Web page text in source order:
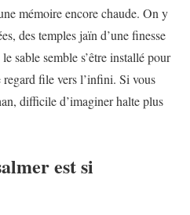
mémoire encore chaude. On y
des temples jaïn d’une finesse
sable semble s’être installé pour
regard file vers l’infini. Si vous
difficile d’imaginer halte plus
est si